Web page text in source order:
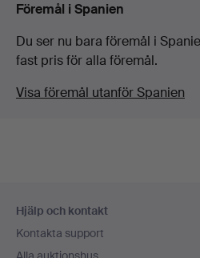
Föremål i Spanien
Du ser nu bara föremål i
fast pris för alla föremål.
Visa föremål utanför Spanien
Hjälp och kontakt
Kontakta support